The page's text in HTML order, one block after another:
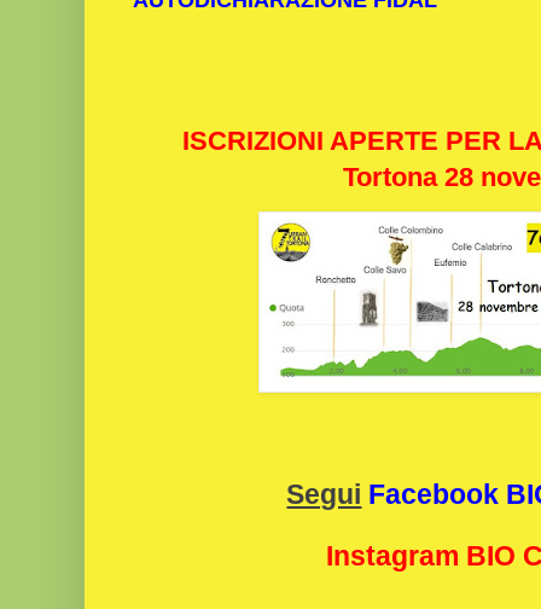
ISCRIZIONI APERTE PER
Tortona 28
Segui Facebook
Instagram BIO